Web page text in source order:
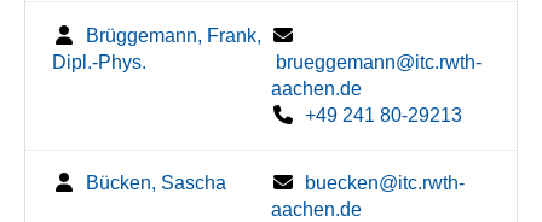
Brüggemann, Frank,
Dipl.-Phys.
brueggemann@itc.rwth-
aachen.de
+49 241 80-29213
Bücken, Sascha
buecken@itc.rwth-
aachen.de